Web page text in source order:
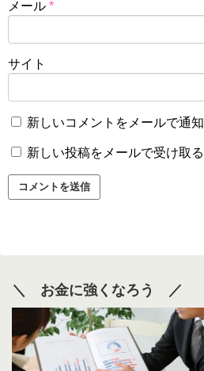
メール *
サイト
新しいコメントをメールで通知
新しい投稿をメールで受け取る
＼ お金に強くなろう ／